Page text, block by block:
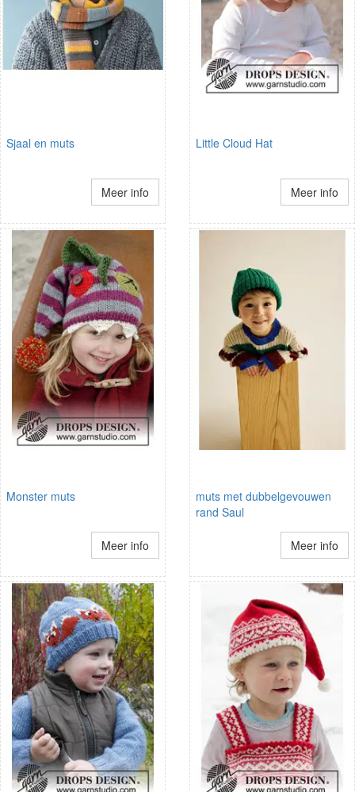
Sjaal en muts
Meer info
Little Cloud Hat
Meer info
Monster muts
Meer info
muts met dubbelgevouwen
rand Saul
Meer info